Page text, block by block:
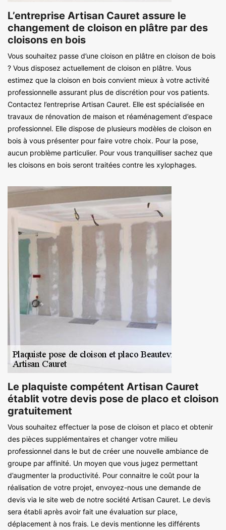
L’entreprise Artisan Cauret assure le
changement de cloison en plâtre par des
cloisons en bois
Vous souhaitez passe d’une cloison en plâtre en cloison de bois
? Vous disposez actuellement de cloison en plâtre. Vous
estimez que la cloison en bois convient mieux à votre activité
professionnelle assurant plus de discrétion pour vos patients.
Contactez l’entreprise Artisan Cauret. Elle est spécialisée en
travaux de rénovation de maison et réaménagement d’espace
professionnel. Elle dispose de plusieurs modèles de cloison en
bois à vous présenter pour faire votre choix. Pour la pose,
aucun problème particulier. Pour vous tranquilliser sachez que
les cloisons en bois seront traitées contre les xylophages.
Le plaquiste compétent Artisan Cauret
établit votre devis pose de placo et cloison
gratuitement
Vous souhaitez effectuer la pose de cloison et placo et obtenir
des pièces supplémentaires et changer votre milieu
professionnel dans le but de créer une nouvelle ambiance de
groupe par affinité. Un moyen que vous jugez permettant
d’augmenter la productivité. Pour connaitre le coût pour la
réalisation de votre projet, envoyez-nous une demande de
devis via le site web de notre société Artisan Cauret. Le devis
sera établi après avoir fait une évaluation sur place,
déplacement à nos frais. Le devis mentionne les différents